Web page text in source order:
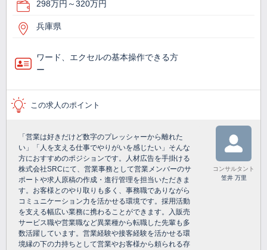
298万円～320万円
兵庫県
ワード、エクセルの基本操作できる方
ー
この求人のポイント
「営業は好きだけど数字のプレッシャーから離れた
い」「人を支える仕事でやりがいを感じたい」そんな
方におすすめのポジションです。人材広告を手掛ける
株式会社SRCにて、営業事務として営業メンバーのサ
ポートや求人原稿の作成・進行管理を担当いただきま
す。お客様とのやり取りも多く、事務職でありながら
コミュニケーション力を活かせる環境です。採用活動
を支える幅広い業務に携わることができます。入販売
サービス職や営業職など異業種から転職した先輩も多
数活躍しています。営業経験や接客経験を活かせる環
境縁の下の力持ちとして営業やお客様から頼られる存
コンサルタント
笠井 万里